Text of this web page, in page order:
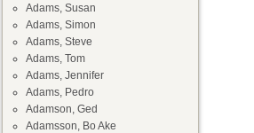
Adams, Susan
Adams, Simon
Adams, Steve
Adams, Tom
Adams, Jennifer
Adams, Pedro
Adamson, Ged
Adamsson, Bo Ake